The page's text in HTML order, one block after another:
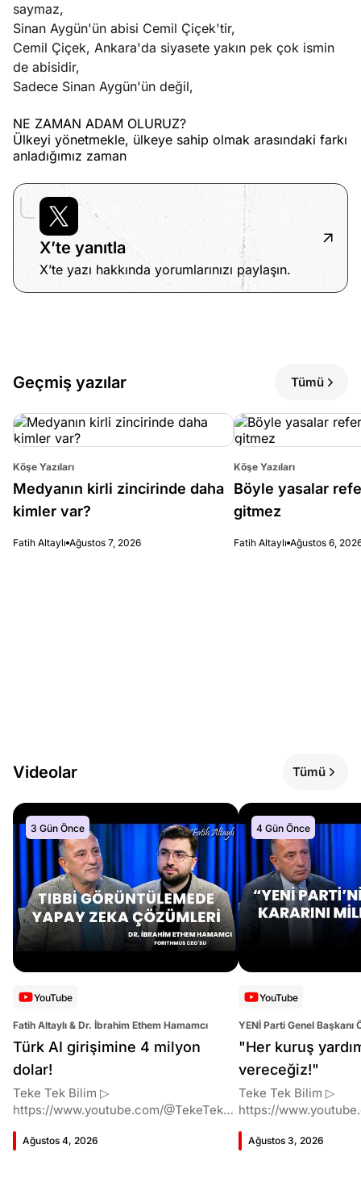
saymaz,
Sinan Aygün'ün abisi Cemil Çiçek'tir,
Cemil Çiçek, Ankara'da siyasete yakın pek çok ismin
de abisidir,
Sadece Sinan Aygün'ün değil,
NE ZAMAN ADAM OLURUZ?
Ülkeyi yönetmekle, ülkeye sahip olmak arasındaki farkı
anladığımız zaman
X’te yanıtla
X’te yazı hakkında yorumlarınızı paylaşın.
Geçmiş yazılar Tümü
Köşe Yazıları
Medyanın kirli zincirinde daha
kimler var?
Fatih Altaylı Ağustos 7, 2026
Köşe Yazıları
Böyle yasalar
gitmez
Fatih Altaylı Ağustos 6,
Videolar Tümü
3 Gün Önce
YouTube
Fatih Altaylı & Dr. İbrahim Ethem Hamamcı
Türk AI girişimine 4 milyon
dolar!
Teke Tek Bilim ▷
https://www.youtube.com/@TekeTekBil
Hamamcı kimdir ve akademik
Ağustos 4, 2026
4 Gün Önce
YouTube
YENİ Parti Genel Başkanı
Altaylı
"Her kuruş
vereceğiz!"
Teke Tek Bilim ▷
https://
Butlan kararı kimin
Ağustos 3, 2026